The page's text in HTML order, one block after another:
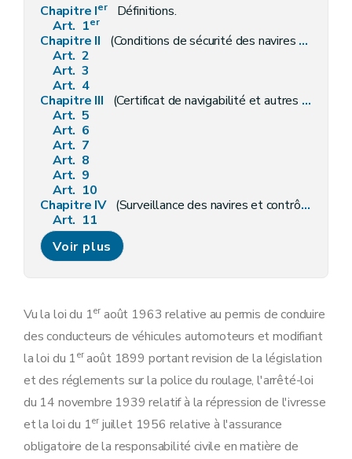
Chapitre Ier
Définitions.
Art. 1er
Chapitre II
(Conditions de sécurité des navires et des navires de plaisance.) (L 2007-01-22/44, art. 4; ED : 26-03-2007)
Art. 2
Art. 3
Art. 4
Chapitre III
(Certificat de navigabilité et autres certificats pour navires.) (L 2007-01-22/44, art. 8; ED : 26-03-2007)
Art. 5
Art. 6
Art. 7
Art. 8
Art. 9
Art. 10
Chapitre IV (Surveillance des navires et contrôle de l'application des conventions internationales, de la loi et des règlements.) (L 2007-01-22/44, art. 11; ED : 26-03-2007)
Art. 11
Art. 12
Art. 13
Art. 14
Art. 17
Prescriptions de sécurité pour les bateaux fluviaux et les bateaux de plaisance, la surveillance et le contrôle du respect des conventions internationales, de la loi et des règlements. (Inséré par L 2007-01-22/44, art. 17; ED : 26-03-2007)
Art. 17bis
Art. 17ter
Art. 17quinquies
Art. 17sexies
Art. 17octies
Art. 17novies
Voir plus
Vu la loi du 1er août 1963 relative au permis de conduire
des conducteurs de véhicules automoteurs et modifiant
la loi du 1eraoût 1899 portant revision de la législation
et des réglements sur la police du roulage, l'arrêté-loi
du 14 novembre 1939 relatif à la répression de l'ivresse
et la loi du 1er juillet 1956 relative à l'assurance
obligatoire de la responsabilité civile en matière de